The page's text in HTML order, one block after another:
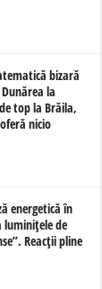
bizară
la
top la Brăila,
nicio
energetică în
luminițele de
Reacții pline